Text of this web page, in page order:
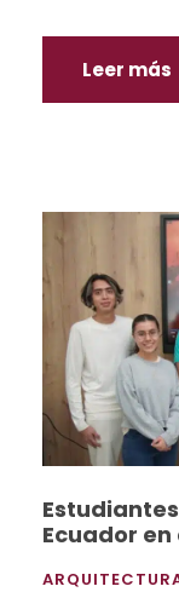
Leer más
Ecuador en